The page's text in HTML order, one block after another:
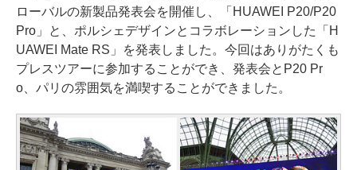
ローバルの新製品発表会を開催し、「HUAWEI P20/P20
Pro」と、ポルシェデザインとコラボレーションした「H
UAWEI Mate RS」を発表しました。今回はありがたくも
プレスツアーに参加することができ、発表会とP20 Pr
o、パリの雰囲気を満喫することができました。